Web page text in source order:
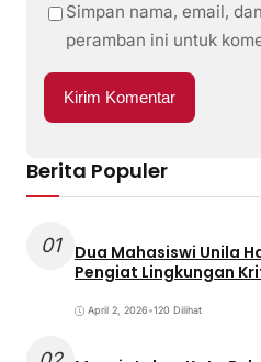
Simpan nama, email,
peramban ini untuk
Berita Populer
01
Dua Mahasiswi Unila
Pengiat Lingkungan
April 2, 2026•120 Dilihat